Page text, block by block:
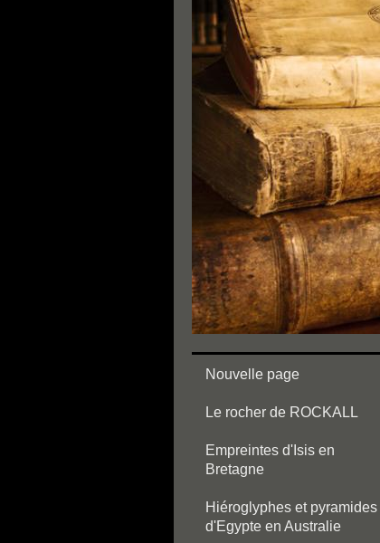
Nouvelle page
Le rocher de ROCKALL
Empreintes d'Isis en
Bretagne
Hiéroglyphes et pyramides
d'Egypte en Australie